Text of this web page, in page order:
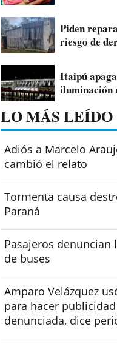
Piden
riesgo de
Itaipú
iluminación
LO MÁS LEÍDO
Adiós a Marcelo
cambió el relato
Tormenta causa
Paraná
Pasajeros denuncian
de buses
Amparo Velázquez
para hacer
denunciada, dice